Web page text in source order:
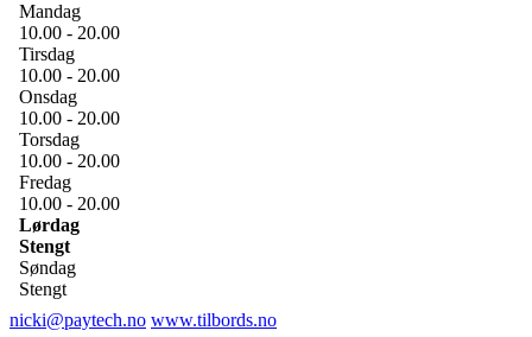
Mandag
10.00 - 20.00
Tirsdag
10.00 - 20.00
Onsdag
10.00 - 20.00
Torsdag
10.00 - 20.00
Fredag
10.00 - 20.00
Lørdag
Stengt
Søndag
Stengt
nicki@paytech.no www.tilbords.no